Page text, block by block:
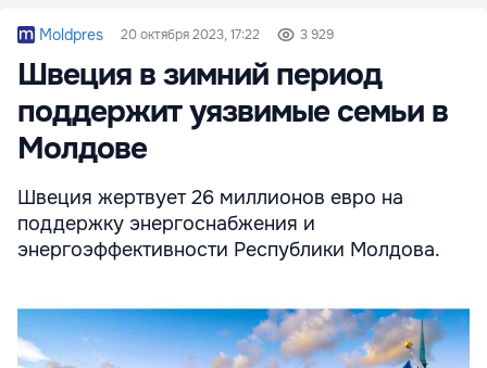
Moldpres 20 октября 2023, 17:22 3 929
Швеция в зимний период
поддержит уязвимые семьи в
Молдове
Швеция жертвует 26 миллионов евро на
поддержку энергоснабжения и
энергоэффективности Республики Молдова.